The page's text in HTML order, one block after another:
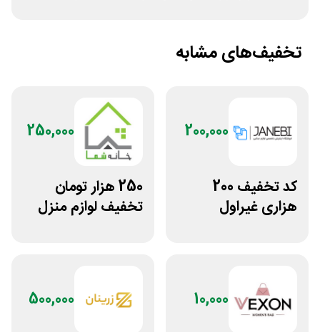
تخفیف‌های مشابه
200,000
کد تخفیف 200
هزاری غیراول
250,000
250 هزار تومان
تخفیف لوازم منزل
10,000
500,000